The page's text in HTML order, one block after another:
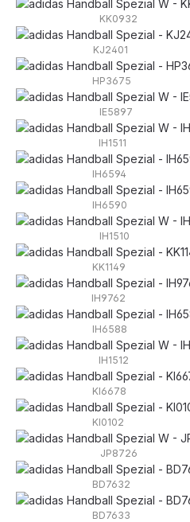
KK0932
KJ2401
HP3675
IE5897
IH1511
IH6594
IH6590
IH1510
KK1149
IH9762
IH6588
IH1512
KI6678
KI0102
JP8726
BD7632
BD7633